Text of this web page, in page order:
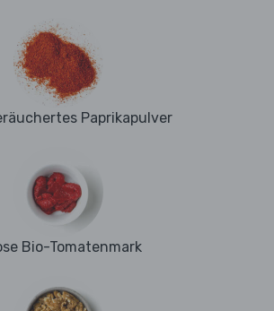
Paprikapulver
Bio-Tomatenmark